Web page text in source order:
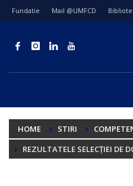
Fundatie Mail @UMFCD
HOME STIRI
REZULTATELE SELECȚIEI DE